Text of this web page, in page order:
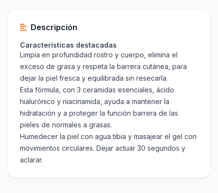
Descripción
Características destacadas
Limpia en profundidad rostro y cuerpo, elimina el
exceso de grasa y respeta la barrera cutánea, para
dejar la piel fresca y equilibrada sin resecarla.
Esta fórmula, con 3 ceramidas esenciales, ácido
hialurónico y niacinamida, ayuda a mantener la
hidratación y a proteger la función barrera de las
pieles de normales a grasas.
Humedecer la piel con agua tibia y masajear el gel con
movimientos circulares. Dejar actuar 30 segundos y
aclarar.